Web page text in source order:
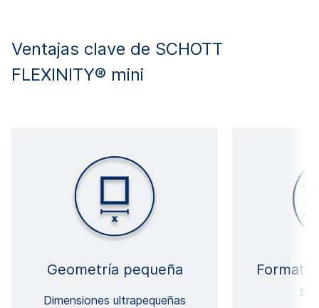
Ventajas clave de SCHOTT
FLEXINITY® mini
Geometría pequeña
Dimensiones ultrapequeñas